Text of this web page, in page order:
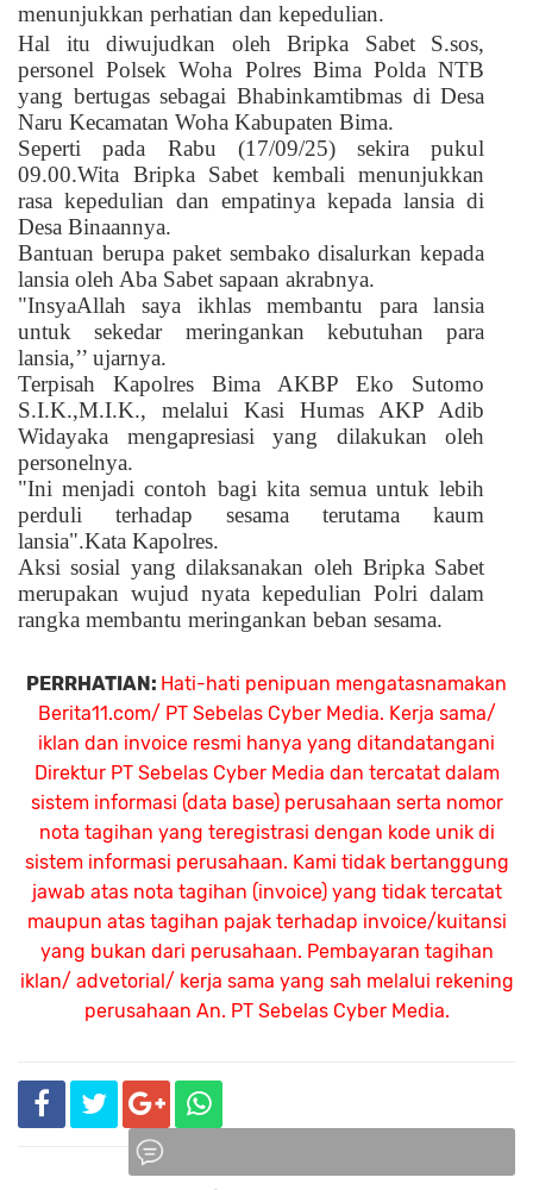
menunjukkan perhatian dan kepedulian.
Hal itu diwujudkan oleh Bripka Sabet S.sos,
personel Polsek Woha Polres Bima Polda NTB
yang bertugas sebagai Bhabinkamtibmas di Desa
Naru Kecamatan Woha Kabupaten Bima.
Seperti pada Rabu (17/09/25) sekira pukul
09.00.Wita Bripka Sabet kembali menunjukkan
rasa kepedulian dan empatinya kepada lansia di
Desa Binaannya.
Bantuan berupa paket sembako disalurkan kepada
lansia oleh Aba Sabet sapaan akrabnya.
"InsyaAllah saya ikhlas membantu para lansia
untuk sekedar meringankan kebutuhan para
lansia,’’ ujarnya.
Terpisah Kapolres Bima AKBP Eko Sutomo
S.I.K.,M.I.K., melalui Kasi Humas AKP Adib
Widayaka mengapresiasi yang dilakukan oleh
personelnya.
"Ini menjadi contoh bagi kita semua untuk lebih
perduli terhadap sesama terutama kaum
lansia".Kata Kapolres.
Aksi sosial yang dilaksanakan oleh Bripka Sabet
merupakan wujud nyata kepedulian Polri dalam
rangka membantu meringankan beban sesama.
PERRHATIAN: Hati-hati penipuan mengatasnamakan
Berita11.com/ PT Sebelas Cyber Media. Kerja sama/
iklan dan invoice resmi hanya yang ditandatangani
Direktur PT Sebelas Cyber Media dan tercatat dalam
sistem informasi (data base) perusahaan serta nomor
nota tagihan yang teregistrasi dengan kode unik di
sistem informasi perusahaan. Kami tidak bertanggung
jawab atas nota tagihan (invoice) yang tidak tercatat
maupun atas tagihan pajak terhadap invoice/kuitansi
yang bukan dari perusahaan. Pembayaran tagihan
iklan/ advetorial/ kerja sama yang sah melalui rekening
perusahaan An. PT Sebelas Cyber Media.